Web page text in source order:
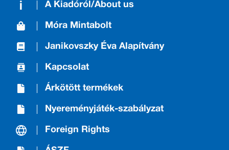
A Kiadóról/About us
Móra Mintabolt
Janikovszky Éva Alapítvány
Kapcsolat
Árkötött termékek
Nyereményjáték-szabályzat
Foreign Rights